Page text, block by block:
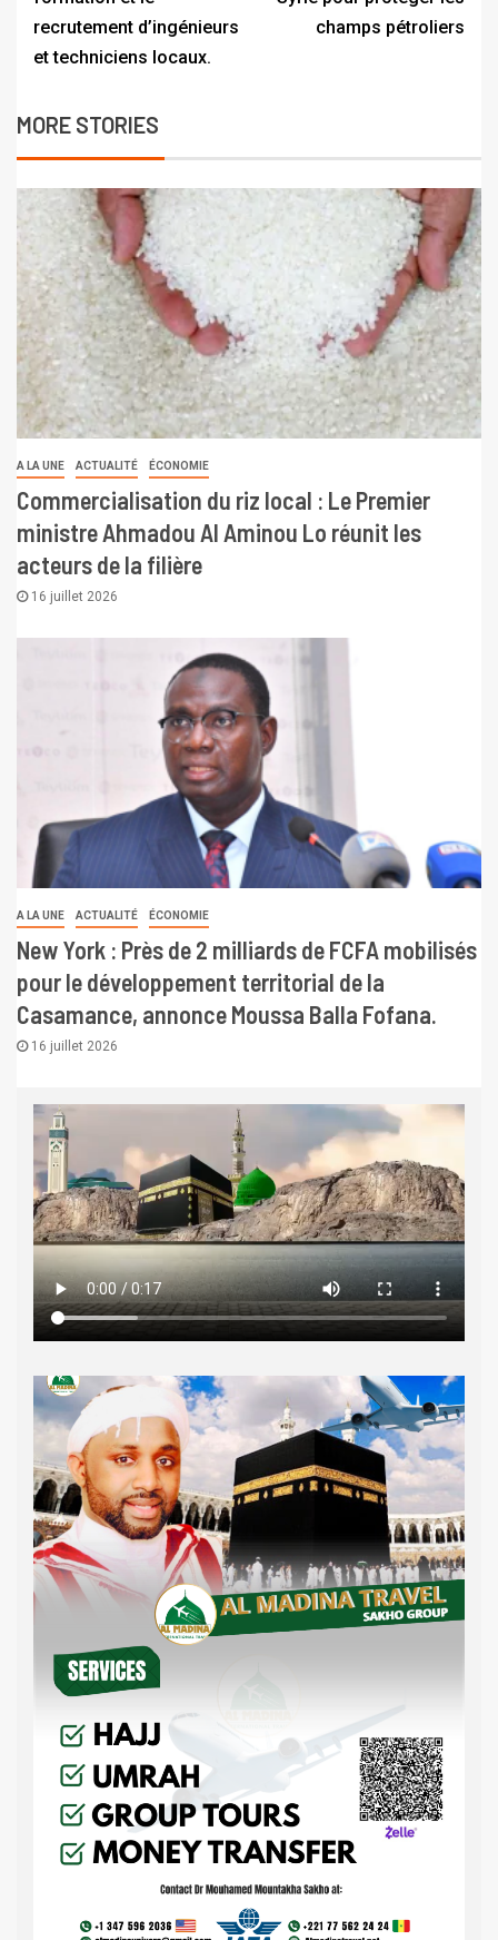
recrutement d’ingénieurs
et techniciens locaux.
champs pétroliers
MORE STORIES
A LA UNE ACTUALITÉ ÉCONOMIE
Commercialisation du riz local : Le Premier
ministre Ahmadou Al Aminou Lo réunit les
acteurs de la filière
16 juillet 2026
A LA UNE ACTUALITÉ ÉCONOMIE
New York : Près de 2 milliards de FCFA mobilisés
pour le développement territorial de la
Casamance, annonce Moussa Balla Fofana.
16 juillet 2026